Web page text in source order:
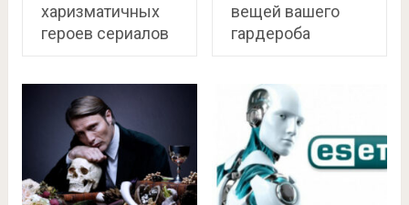
харизматичных
героев сериалов
вещей вашего
гардероба